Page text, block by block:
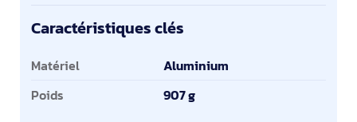
Caractéristiques clés
Caractéristiques clés
Matériel
Aluminium
Poids
907 g